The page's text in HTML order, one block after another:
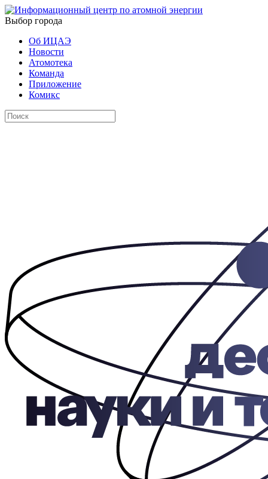
Выбор города
Об ИЦАЭ
Новости
Атомотека
Команда
Приложение
Комикс